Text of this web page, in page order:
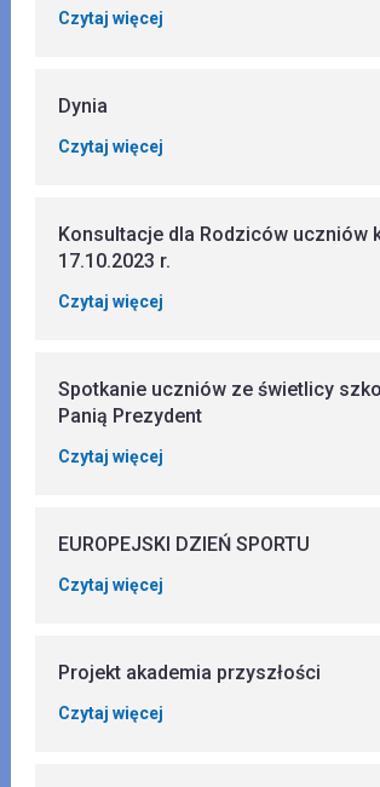
Czytaj więcej
Dynia
Czytaj więcej
Konsultacje dla Rodziców uczniów
17.10.2023 r.
Czytaj więcej
Spotkanie uczniów ze świetlicy
Panią Prezydent
Czytaj więcej
EUROPEJSKI DZIEŃ SPORTU
Czytaj więcej
Projekt akademia przyszłości
Czytaj więcej